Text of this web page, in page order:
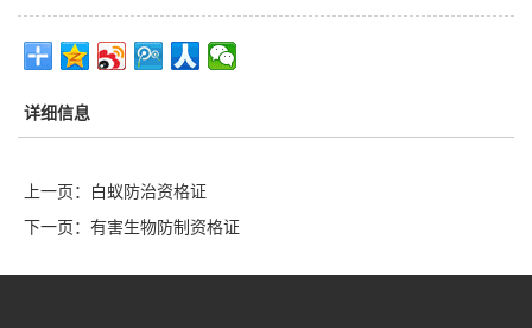
详细信息
上一页：
白蚁防治资格证
下一页： 有害生物防制资格证